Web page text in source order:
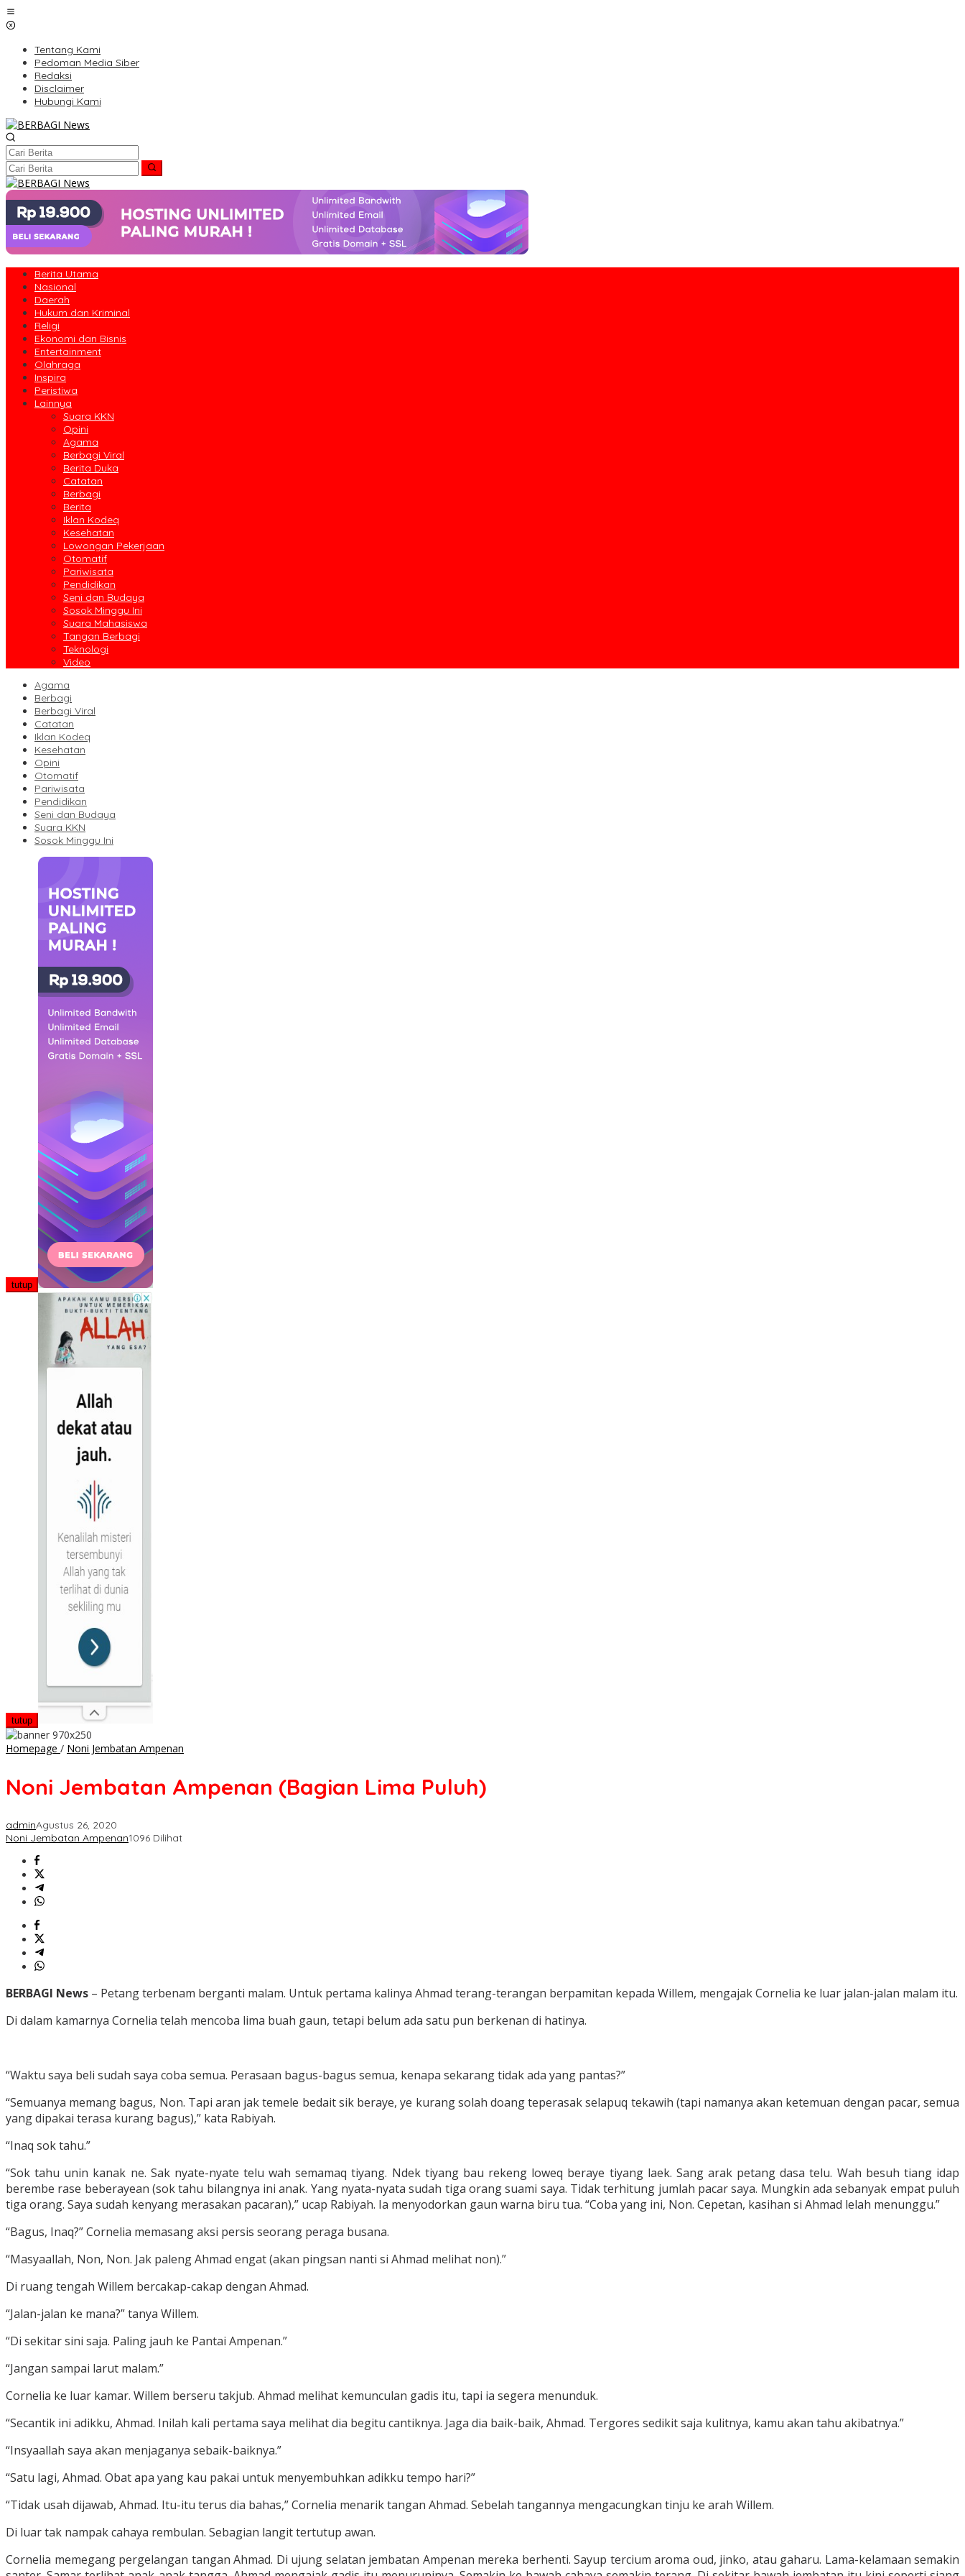
Lewati
ke
Tentang Kami
Pedoman Media Siber
Redaksi
Disclaimer
Hubungi Kami
Berita Utama
Nasional
Daerah
Hukum dan Kriminal
Religi
Ekonomi dan Bisnis
Entertainment
Olahraga
Inspira
Peristiwa
Lainnya
Suara KKN
Opini
Agama
Berbagi Viral
Berita Duka
Catatan
Berbagi
Berita
Iklan Kodeq
Kesehatan
Lowongan Pekerjaan
Otomatif
Pariwisata
Pendidikan
Seni dan Budaya
Sosok Minggu Ini
Suara Mahasiswa
Tangan Berbagi
Teknologi
Video
Agama
Berbagi
Berbagi Viral
Catatan
Iklan Kodeq
Kesehatan
Opini
Otomatif
Pariwisata
Pendidikan
Seni dan Budaya
Suara KKN
Sosok Minggu Ini
tutup
tutup
Homepage / Noni Jembatan Ampenan
(Bagian
Noni Jembatan Ampenan (Bagian Lima Puluh)
adminAgustus 26, 2020
Noni Jembatan Ampenan1096 Dilihat
BERBAGI News – Petang terbenam berganti malam. Untuk pertama kalinya Ahmad terang-terangan berpamitan kepada Willem, mengajak Cornelia ke luar jalan-jalan malam itu.
Di dalam kamarnya Cornelia telah mencoba lima buah gaun, tetapi belum ada satu pun berkenan di hatinya.
“Waktu saya beli sudah saya coba semua. Perasaan bagus-bagus semua, kenapa sekarang tidak ada yang pantas?”
“Semuanya memang bagus, Non. Tapi aran jak temele bedait sik beraye, ye kurang solah doang teperasak selapuq tekawih (tapi namanya akan ketemuan dengan pacar, semua
yang dipakai terasa kurang bagus),” kata Rabiyah.
“Inaq sok tahu.”
“Sok tahu unin kanak ne. Sak nyate-nyate telu wah semamaq tiyang. Ndek tiyang bau rekeng loweq beraye tiyang laek. Sang arak petang dasa telu. Wah besuh tiang idap
berembe rase beberayean (sok tahu bilangnya ini anak. Yang nyata-nyata sudah tiga orang suami saya. Tidak terhitung jumlah pacar saya. Mungkin ada sebanyak empat puluh
tiga orang. Saya sudah kenyang merasakan pacaran),” ucap Rabiyah. Ia menyodorkan gaun warna biru tua. “Coba yang ini, Non. Cepetan, kasihan si Ahmad lelah menunggu.”
“Bagus, Inaq?” Cornelia memasang aksi persis seorang peraga busana.
“Masyaallah, Non, Non. Jak paleng Ahmad engat (akan pingsan nanti si Ahmad melihat non).”
Di ruang tengah Willem bercakap-cakap dengan Ahmad.
“Jalan-jalan ke mana?” tanya Willem.
“Di sekitar sini saja. Paling jauh ke Pantai Ampenan.”
“Jangan sampai larut malam.”
Cornelia ke luar kamar. Willem berseru takjub. Ahmad melihat kemunculan gadis itu, tapi ia segera menunduk.
“Secantik ini adikku, Ahmad. Inilah kali pertama saya melihat dia begitu cantiknya. Jaga dia baik-baik, Ahmad. Tergores sedikit saja kulitnya, kamu akan tahu akibatnya.”
“Insyaallah saya akan menjaganya sebaik-baiknya.”
“Satu lagi, Ahmad. Obat apa yang kau pakai untuk menyembuhkan adikku tempo hari?”
“Tidak usah dijawab, Ahmad. Itu-itu terus dia bahas,” Cornelia menarik tangan Ahmad. Sebelah tangannya mengacungkan tinju ke arah Willem.
Di luar tak nampak cahaya rembulan. Sebagian langit tertutup awan.
Cornelia memegang pergelangan tangan Ahmad. Di ujung selatan jembatan Ampenan mereka berhenti. Sayup tercium aroma oud, jinko, atau gaharu. Lama-kelamaan semakin